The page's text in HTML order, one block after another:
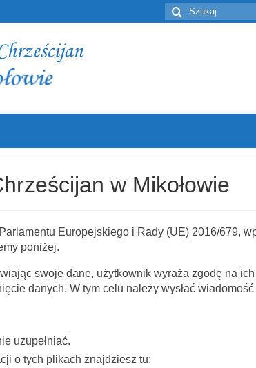
Szuklaj
w:
w Mikołowie
Europejskiego i Rady (UE) 2016/679,
poniżej.
swoje dane, użytkownik wyraża zgodę na ich
danych. W tym celu należy wysłać
uzupełniać.
o tych plikach znajdziesz tu: